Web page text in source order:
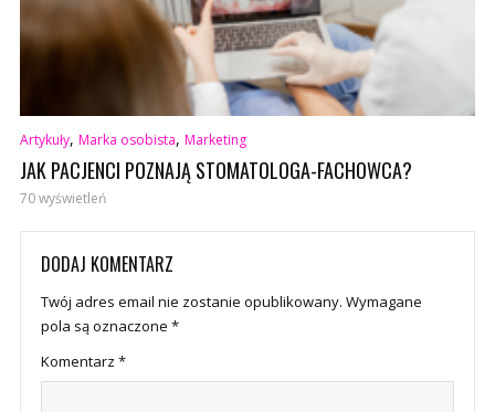
Artykuły, Marka osobista, Marketing
JAK PACJENCI POZNAJĄ STOMATOLOGA-FACHOWCA?
70 wyświetleń
DODAJ KOMENTARZ
Twój adres email nie zostanie opublikowany. Wymagane
pola są oznaczone *
Komentarz *